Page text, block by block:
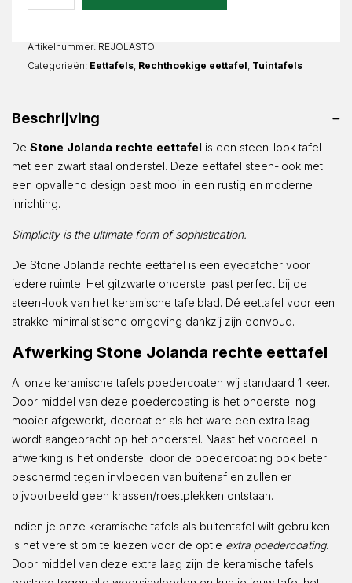
Recht
Artikelnummer: REJOLASTO
Categorieën: Eettafels Rechthoekige eettafel Tuintafels
Beschrijving
De Stone Jolanda rechte eettafel is een steen-look tafel
met een zwart staal onderstel. Deze eettafel steen-look met
een opvallend design past mooi in een rustig en moderne
inrichting.
Simplicity is the ultimate form of sophistication.
De Stone Jolanda rechte eettafel is een eyecatcher voor
iedere ruimte. Het gitzwarte onderstel past perfect bij de
steen-look van het keramische tafelblad. Dé eettafel voor een
strakke minimalistische omgeving dankzij zijn eenvoud.
Afwerking Stone Jolanda rechte eettafel
Al onze keramische tafels poedercoaten wij standaard 1 keer.
Door middel van deze poedercoating is het onderstel nog
mooier afgewerkt, doordat er als het ware een extra laag
wordt aangebracht op het onderstel. Naast het voordeel in
afwerking is het onderstel door de poedercoating ook beter
beschermd tegen invloeden van buitenaf en zullen er
bijvoorbeeld geen krassen/roestplekken ontstaan.
Indien je onze keramische tafels als buitentafel wilt gebruiken
is het vereist om te kiezen voor de optie extra poedercoating.
Door middel van deze extra laag zijn de keramische tafels